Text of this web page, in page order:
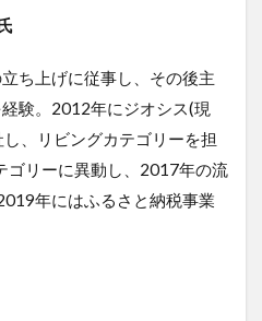
ち上げに従事し、その後主
験。2012年にジオシス(現
、リビングカテゴリーを担
ゴリーに異動し、2017年の流
年にはふるさと納税事業